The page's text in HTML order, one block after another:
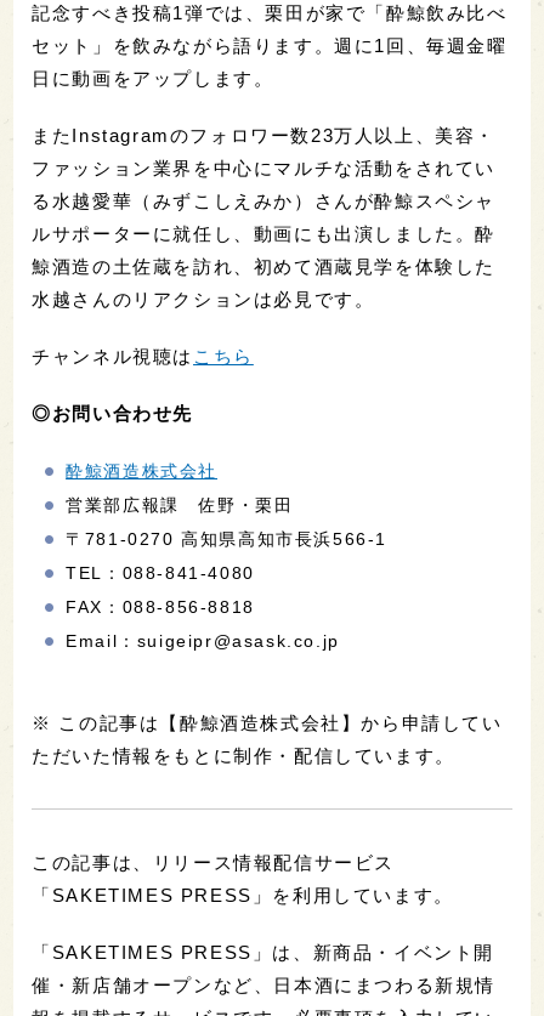
記念すべき投稿1弾では、栗田が家で「酔鯨飲み比べ
セット」を飲みながら語ります。週に1回、毎週金曜
日に動画をアップします。
またInstagramのフォロワー数23万人以上、美容・
ファッション業界を中心にマルチな活動をされてい
る水越愛華（みずこしえみか）さんが酔鯨スペシャ
ルサポーターに就任し、動画にも出演しました。酔
鯨酒造の土佐蔵を訪れ、初めて酒蔵見学を体験した
水越さんのリアクションは必見です。
チャンネル視聴は こちら
◎お問い合わせ先
酔鯨酒造株式会社
営業部広報課 佐野・栗田
〒781-0270 高知県高知市長浜566-1
TEL：088-841-4080
FAX：088-856-8818
Email：suigeipr@asask.co.jp
※ この記事は【酔鯨酒造株式会社】から申請してい
ただいた情報をもとに制作・配信しています。
この記事は、リリース情報配信サービス
「SAKETIMES PRESS」を利用しています。
「SAKETIMES PRESS」は、新商品・イベント開
催・新店舗オープンなど、日本酒にまつわる新規情